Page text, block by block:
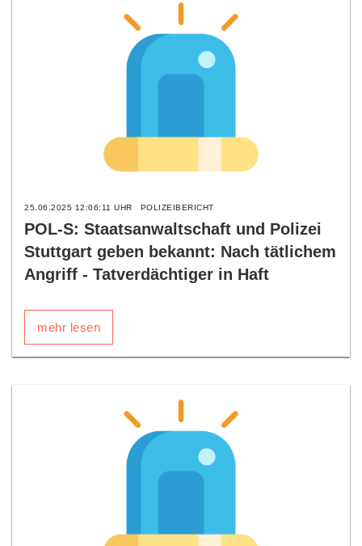
25.06.2025 12:06:11 UHR POLIZEIBERICHT
POL-S: Staatsanwaltschaft und Polizei
Stuttgart geben bekannt: Nach tätlichem
Angriff - Tatverdächtiger in Haft
mehr lesen